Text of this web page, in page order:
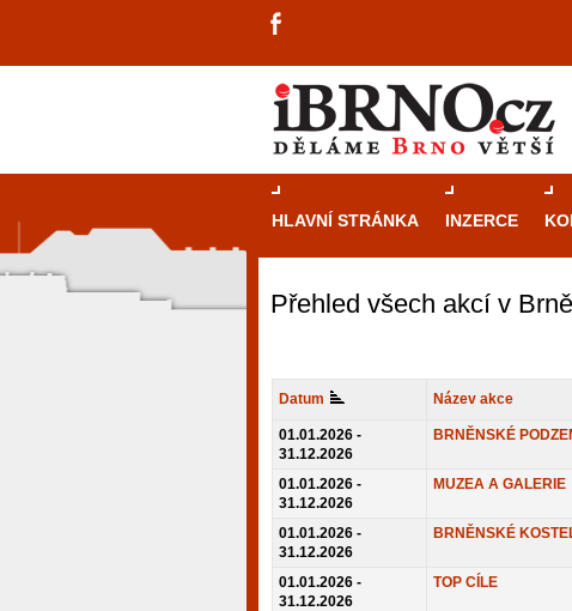
HLAVNÍ STRÁNKA INZERCE
Přehled všech akcí v
Datum Název akce
01.01.2026 -
31.12.2026
BRNĚNSKÉ
01.01.2026 -
31.12.2026
MUZEA A GALERIE
01.01.2026 -
31.12.2026
BRNĚNSKÉ
01.01.2026 -
31.12.2026
TOP CÍLE
návštěvníky, tak pro příležitostné hráče.